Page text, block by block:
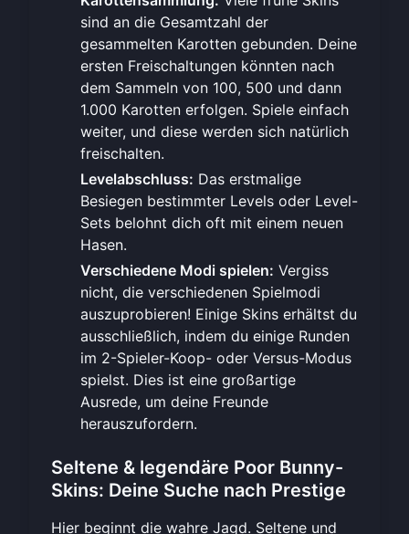
sind an die Gesamtzahl der
gesammelten Karotten gebunden. Deine
ersten Freischaltungen könnten nach
dem Sammeln von 100, 500 und dann
1.000 Karotten erfolgen. Spiele einfach
weiter, und diese werden sich natürlich
freischalten.
Levelabschluss: Das erstmalige
Besiegen bestimmter Levels oder Level-
Sets belohnt dich oft mit einem neuen
Hasen.
Verschiedene Modi spielen: Vergiss
nicht, die verschiedenen Spielmodi
auszuprobieren! Einige Skins erhältst du
ausschließlich, indem du einige Runden
im 2-Spieler-Koop- oder Versus-Modus
spielst. Dies ist eine großartige
Ausrede, um deine Freunde
herauszufordern.
Seltene & legendäre Poor Bunny-
Skins: Deine Suche nach Prestige
Hier beginnt die wahre Jagd. Seltene und